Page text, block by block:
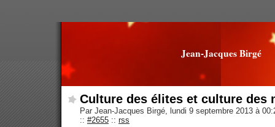
Jean-Jacques Birgé
Culture des élites et culture des
Par Jean-Jacques Birgé, lundi 9 septembre 2013 à
:: #2655 :: rss